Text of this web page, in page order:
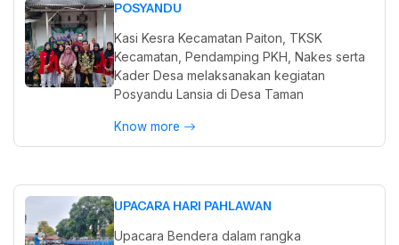
POSYANDU
Kasi Kesra Kecamatan Paiton, TKSK
Kecamatan, Pendamping PKH, Nakes serta
Kader Desa melaksanakan kegiatan
Posyandu Lansia di Desa Taman
Know more
UPACARA HARI PAHLAWAN
Upacara Bendera dalam rangka